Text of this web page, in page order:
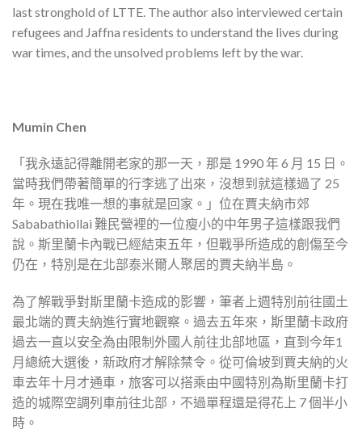
last stronghold of LTTE. The author also interviewed certain
refugees and Jaffna residents to understand the lives during
war times, and the unsolved problems left by the war.
Mumin Chen
「我永遠記得離開老家的那一天，那是 1990 年 6 月 15 日。
當時我們帶著簡單的行李逃了出來，沒想到就這樣過了 25
年。現在我唯一想的事就是回家。」位在賈夫納市郊
Sababathiollai 難民營裡的一位瘦小的中年男子這樣跟我們
說。斯里蘭卡內戰已經結束五年，但戰爭所造成的創傷至今
仍在，特別是在北部泰米爾人聚居的賈夫納半島。
為了解戰爭對斯里蘭卡造成的影響，筆者上週特別前往國土
最北端的賈夫納進行實地觀察。過去五年來，斯里蘭卡政府
過去一直以安全為由限制外國人前往北部地區，直到今年1
月總統大選後，新政府才解除禁令。從可倫坡到賈夫納的火
車去年十月才通車，旅客可以搭乘由中國特別為斯里蘭卡打
造的城際空調列車前往北部，不過單程還是得花上 7 個半小
時。